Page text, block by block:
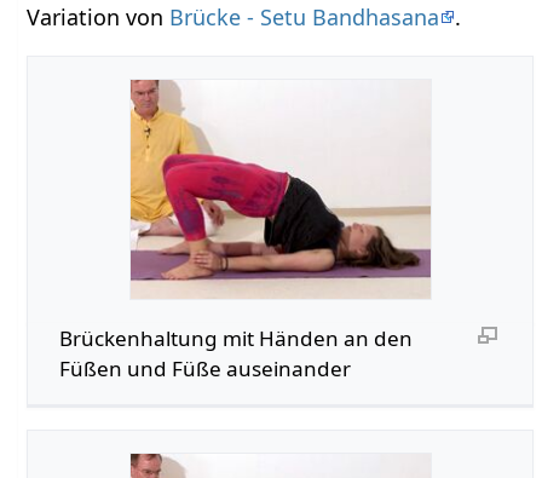
Variation von Brücke - Setu Bandhasana .
Brückenhaltung mit Händen an den
Füßen und Füße auseinander